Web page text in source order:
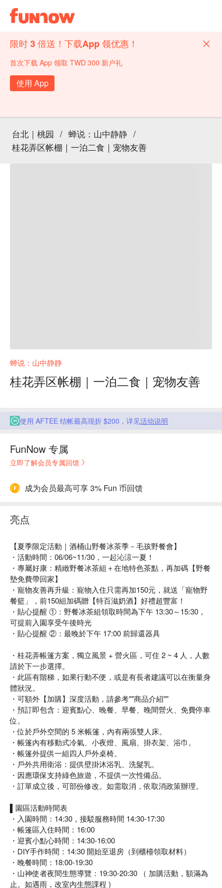
限时 3 倍送！下载App 领优惠！
首次下载 App 领取 TWD 300 新户礼
使用 App
台北｜桃园 / 蝉说：山中静静 /
桂花弄区帐棚｜一泊二食｜宠物友善
蝉说：山中静静
桂花弄区帐棚｜一泊二食｜宠物友善
使用 AFTEE 结帐最高现折 $200，详见活动说明
FunNow 专属
立即了解会员专属回馈
成为会员最高可享 3% Fun 币回馈
亮点
【夏季限定活動｜酒桶山野餐冰茶季－毛孩野餐會】
・活動時間：06/06~11/30，一起沁涼一夏！
・專屬好康：精緻野餐冰茶組＋在地特色茶點，再加碼【野餐
墊免費帶回家】
・寵物友善再升級：寵物入住只需再加150元，就送「寵物野
餐籃」，前150組加碼贈【特百滋奶酒】好禮超豐富！
・貼心提醒 ①：野餐冰茶組領取時間為下午 13:30～15:30，
可提前入園享受午後時光
・貼心提醒 ②：最晚於下午 17:00 前歸還器具
・桂花弄帳篷方案，獨立風景 + 營火區，可住 2 ~ 4 人，人數
請於下一步選擇。
・此區有階梯，如果行動不便，或是有長者建議可以在衡量身
體狀況。
・可額外【加購】深度活動，請參考""商品介紹""
・預訂即包含：迎賓點心、晚餐、早餐、晚間營火、免費停車
位。
・位於戶外空間的 5 米帳篷，內有兩張雙人床。
・帳篷內有移動式冷氣、小夜燈、風扇、掛衣架、浴巾。
・帳篷外提供一組四人戶外桌椅。
・戶外共用衛浴：提供壁掛沐浴乳、洗髮乳。
・因應環保支持綠色旅遊，不提供一次性備品。
・訂單成立後，可部份修改。如需取消，依取消政策辦理。
▌園區活動時間表
・入園時間：14:30，接駁服務時間 14:30-17:30
・帳篷區入住時間：16:00
・迎賓小點心時間：14:30-16:00
・DIY手作時間：14:30 開始至退房（到櫃檯領取材料）
・晚餐時間：18:00-19:30
・山神使者夜間生態導覽：19:30-20:30 （ 加購活動，額滿為
止。如遇雨，改室內生態課程 )